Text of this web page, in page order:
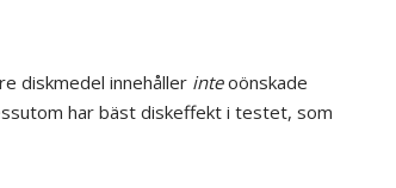
diskmedel innehåller inteoönskade
har bäst diskeffekt i testet, som